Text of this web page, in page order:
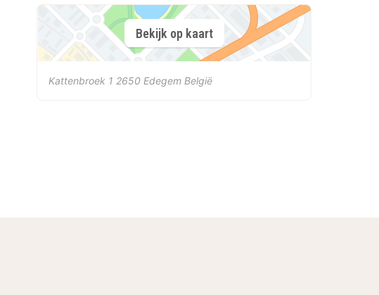
Bekijk op kaart
Kattenbroek 1 2650 Edegem België